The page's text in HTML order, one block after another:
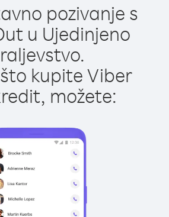
pozivanje s
u Ujedinjeno
kupite Viber
možete: